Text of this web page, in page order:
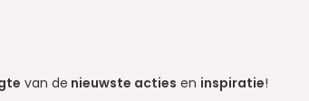
van de nieuwste acties en inspiratie!